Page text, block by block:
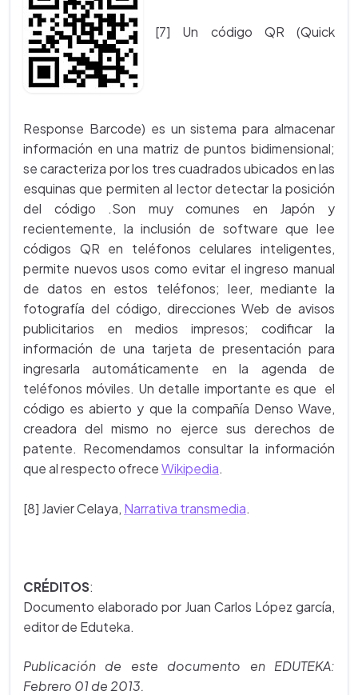
[7] Un código QR (Quick
Response Barcode) es un sistema para almacenar
información en una matriz de puntos bidimensional;
se caracteriza por los tres cuadrados ubicados en las
esquinas que permiten al lector detectar la posición
del código .Son muy comunes en Japón y
recientemente, la inclusión de software que lee
códigos QR en teléfonos celulares inteligentes,
permite nuevos usos como evitar el ingreso manual
de datos en estos teléfonos; leer, mediante la
fotografía del código, direcciones Web de avisos
publicitarios en medios impresos; codificar la
información de una tarjeta de presentación para
ingresarla automáticamente en la agenda de
teléfonos móviles. Un detalle importante es que el
código es abierto y que la compañía Denso Wave,
creadora del mismo no ejerce sus derechos de
patente. Recomendamos consultar la información
que al respecto ofreceWikipedia.
[8] Javier Celaya, Narrativa transmedia.
CRÉDITOS:
Documento elaborado por Juan Carlos López garcía,
editor de Eduteka.
Publicación de este documento en EDUTEKA:
Febrero 01 de 2013.